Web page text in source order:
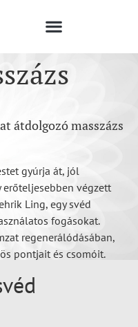
átdolgozó masszázs
gyúrja át, jól
erőteljesebben végzett
Ling, egy svéd
fogásokat.
regenerálódásában,
pontjait és csomóit.